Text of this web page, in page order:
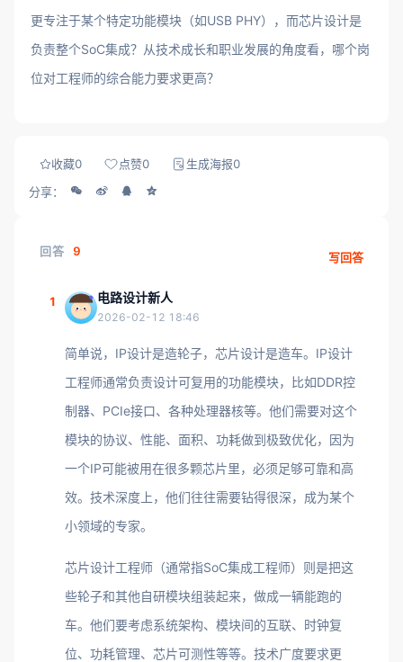
更专注于某个特定功能模块（如USB PHY），而芯片设计是
负责整个SoC集成？从技术成长和职业发展的角度看，哪个岗
位对工程师的综合能力要求更高？
收藏0 点赞0 生成海报0
分享：
回答 9 写回答
1 电路设计新人
2026-02-12 18:46
简单说，IP设计是造轮子，芯片设计是造车。IP设计
工程师通常负责设计可复用的功能模块，比如DDR控
制器、PCIe接口、各种处理器核等。他们需要对这个
模块的协议、性能、面积、功耗做到极致优化，因为
一个IP可能被用在很多颗芯片里，必须足够可靠和高
效。技术深度上，他们往往需要钻得很深，成为某个
小领域的专家。
芯片设计工程师（通常指SoC集成工程师）则是把这
些轮子和其他自研模块组装起来，做成一辆能跑的
车。他们要考虑系统架构、模块间的互联、时钟复
位、功耗管理、芯片可测性等等。技术广度要求更